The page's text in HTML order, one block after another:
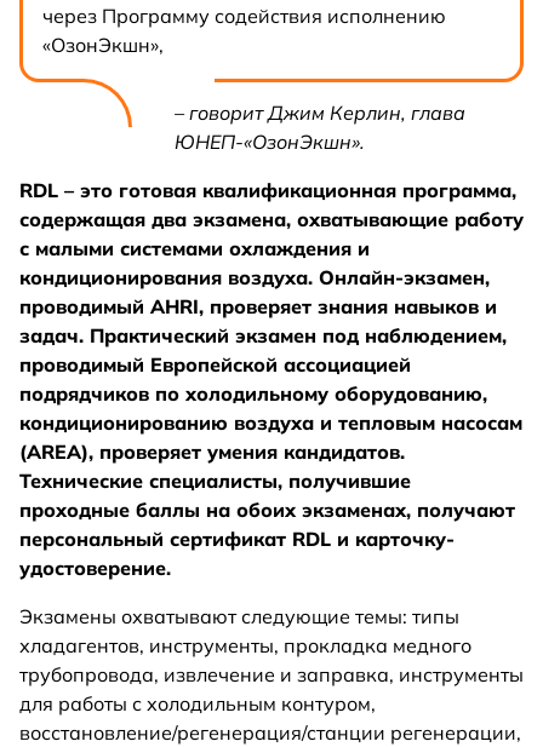
через Программу содействия исполнению
«ОзонЭкшн»,
– говорит Джим Керлин, глава
ЮНЕП-«ОзонЭкшн».
RDL – это готовая квалификационная программа,
содержащая два экзамена, охватывающие работу
с малыми системами охлаждения и
кондиционирования воздуха. Онлайн-экзамен,
проводимый AHRI, проверяет знания навыков и
задач. Практический экзамен под наблюдением,
проводимый Европейской ассоциацией
подрядчиков по холодильному оборудованию,
кондиционированию воздуха и тепловым насосам
(AREA), проверяет умения кандидатов.
Технические специалисты, получившие
проходные баллы на обоих экзаменах, получают
персональный сертификат RDL и карточку-
удостоверение.
Экзамены охватывают следующие темы: типы
хладагентов, инструменты, прокладка медного
трубопровода, извлечение и заправка, инструменты
для работы с холодильным контуром,
восстановление/регенерация/станции регенерации,